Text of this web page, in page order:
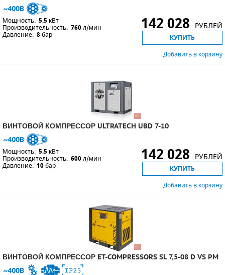
Мощность: 5.5 кВт
Производительность: 760л/мин
Давление: 8бар
142 028 РУБЛЕЙ
КУПИТЬ
Добавить в корзину
ВИНТОВОЙ КОМПРЕССОР ULTRATECH UBD 7-10
Мощность: 5.5 кВт
Производительность: 600л/мин
Давление: 10бар
142 028 РУБЛЕЙ
КУПИТЬ
Добавить в корзину
ВИНТОВОЙ КОМПРЕССОР ET-COMPRESSORS SL 7,5-08 D VS PM